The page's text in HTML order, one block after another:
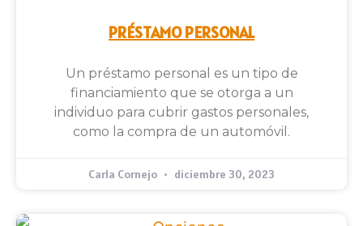
PRÉSTAMO PERSONAL
Un préstamo personal es un tipo de
financiamiento que se otorga a un
individuo para cubrir gastos personales,
como la compra de un automóvil.
Carla Cornejo diciembre 30, 2023